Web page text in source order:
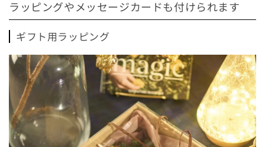
ラッピングやメッセージカードも付けられます
ギフト用ラッピング